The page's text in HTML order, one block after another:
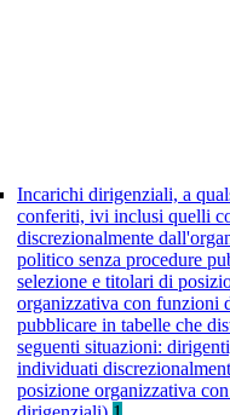
Incarichi dirigenziali, a
conferiti, ivi inclusi quelli
discrezionalmente
politico senza procedure
selezione e titolari di
organizzativa con funzioni
pubblicare in tabelle che
seguenti situazioni:
individuati
posizione organizzativa